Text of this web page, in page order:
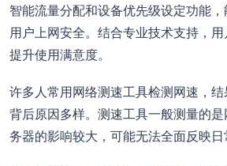
智能流量分配和设备优先级设定功能
用户上网安全。结合专业技术支持，
提升使用满意度。
许多人常用网络测速工具检测网速，
背后原因多样。测速工具一般测量的
务器的影响较大，可能无法全面反映